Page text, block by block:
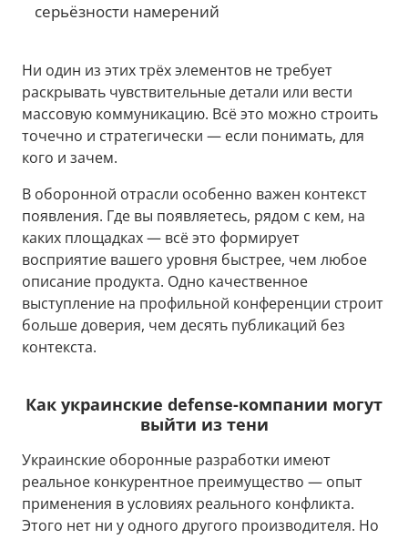
серьёзности намерений
Ни один из этих трёх элементов не требует
раскрывать чувствительные детали или вести
массовую коммуникацию. Всё это можно строить
точечно и стратегически — если понимать, для
кого и зачем.
В оборонной отрасли особенно важен контекст
появления. Где вы появляетесь, рядом с кем, на
каких площадках — всё это формирует
восприятие вашего уровня быстрее, чем любое
описание продукта. Одно качественное
выступление на профильной конференции строит
больше доверия, чем десять публикаций без
контекста.
Как украинские defense-компании могут
выйти из тени
Украинские оборонные разработки имеют
реальное конкурентное преимущество — опыт
применения в условиях реального конфликта.
Этого нет ни у одного другого производителя. Но